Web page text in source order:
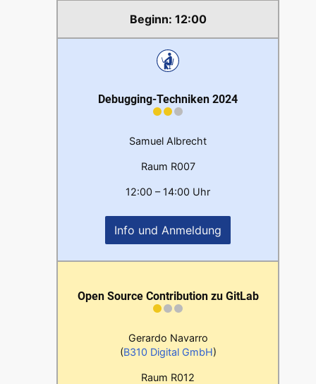
12:00
Debugging-Techniken 2024
Samuel Albrecht
Raum R007
12:00 – 14:00 Uhr
Info und Anmeldung
Open Source Contribution zu GitLab
Gerardo Navarro
(B310 Digital GmbH)
Raum R012